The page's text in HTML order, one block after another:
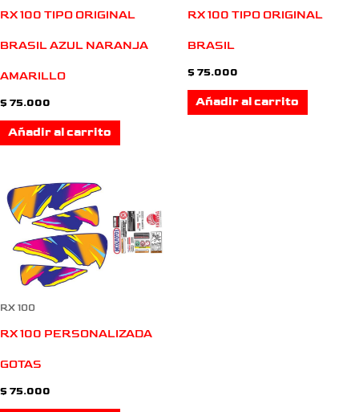
RX 100 TIPO ORIGINAL
BRASIL AZUL NARANJA
AMARILLO
$ 75.000
Añadir al carrito
RX 100 TIPO ORIGINAL
BRASIL
$ 75.000
Añadir al carrito
RX 100
RX 100 PERSONALIZADA
GOTAS
$ 75.000